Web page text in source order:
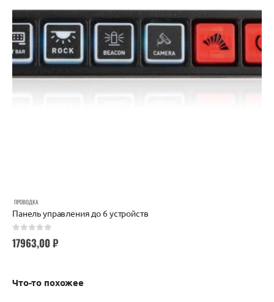
ПРОВОДКА
Панель управления до 6 устройств
17963,00₽
Что-то похожее